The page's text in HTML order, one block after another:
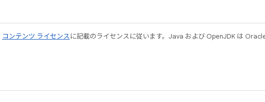
コンテンツ ライセンスに記載のライセンスに従います。Java および OpenJDK は